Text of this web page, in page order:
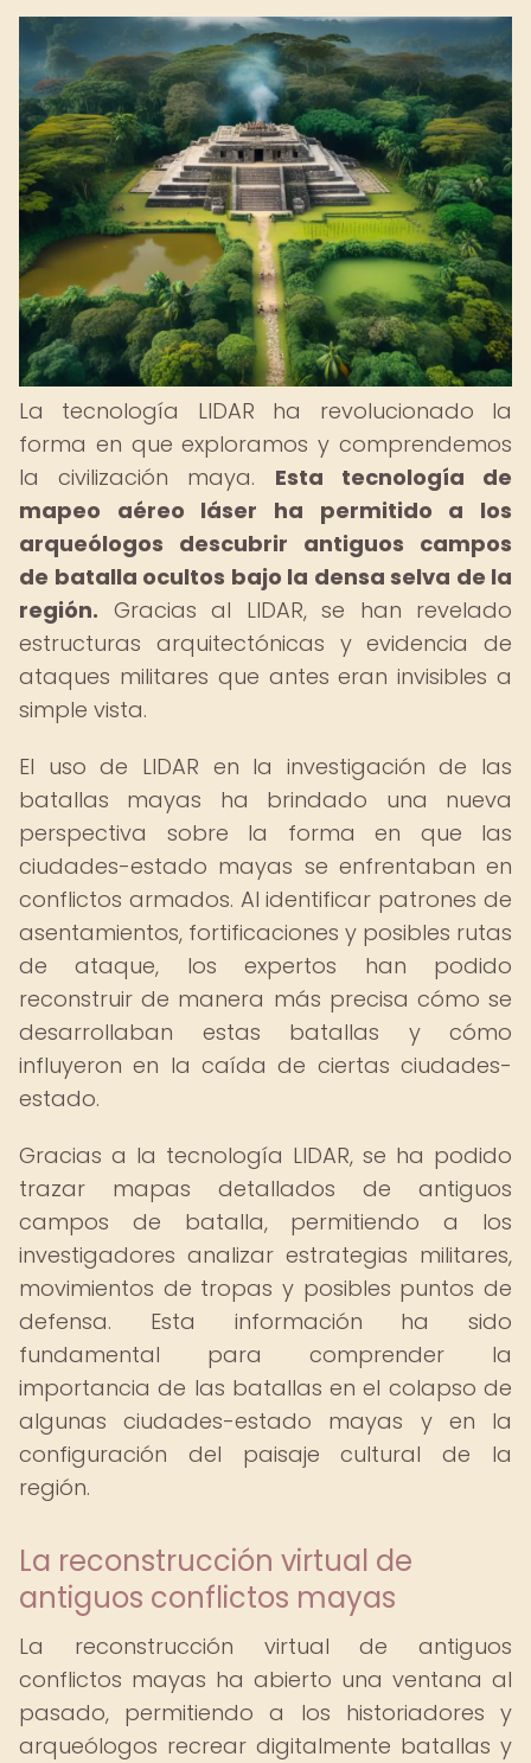
La tecnología LIDAR ha revolucionado la
forma en que exploramos y comprendemos
la civilización maya. Esta tecnología de
mapeo aéreo láser ha permitido a los
arqueólogos descubrir antiguos campos
de batalla ocultos bajo la densa selva de la
región. Gracias al LIDAR, se han revelado
estructuras arquitectónicas y evidencia de
ataques militares que antes eran invisibles a
simple vista.
El uso de LIDAR en la investigación de las
batallas mayas ha brindado una nueva
perspectiva sobre la forma en que las
ciudades-estado mayas se enfrentaban en
conflictos armados. Al identificar patrones de
asentamientos, fortificaciones y posibles rutas
de ataque, los expertos han podido
reconstruir de manera más precisa cómo se
desarrollaban estas batallas y cómo
influyeron en la caída de ciertas ciudades-
estado.
Gracias a la tecnología LIDAR, se ha podido
trazar mapas detallados de antiguos
campos de batalla, permitiendo a los
investigadores analizar estrategias militares,
movimientos de tropas y posibles puntos de
defensa. Esta información ha sido
fundamental para comprender la
importancia de las batallas en el colapso de
algunas ciudades-estado mayas y en la
configuración del paisaje cultural de la
región.
La reconstrucción virtual de
antiguos conflictos mayas
La reconstrucción virtual de antiguos
conflictos mayas ha abierto una ventana al
pasado, permitiendo a los historiadores y
arqueólogos recrear digitalmente batallas y